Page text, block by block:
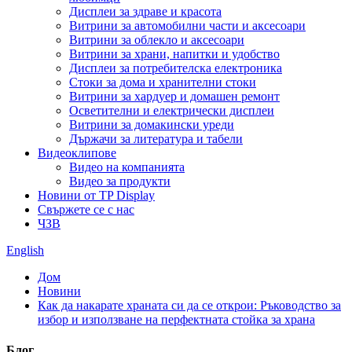
Дисплеи за здраве и красота
Витрини за автомобилни части и аксесоари
Витрини за облекло и аксесоари
Витрини за храни, напитки и удобство
Дисплеи за потребителска електроника
Стоки за дома и хранителни стоки
Витрини за хардуер и домашен ремонт
Осветителни и електрически дисплеи
Витрини за домакински уреди
Държачи за литература и табели
Видеоклипове
Видео на компанията
Видео за продукти
Новини от TP Display
Свържете се с нас
ЧЗВ
English
Дом
Новини
Как да накарате храната си да се открои: Ръководство за
избор и използване на перфектната стойка за храна